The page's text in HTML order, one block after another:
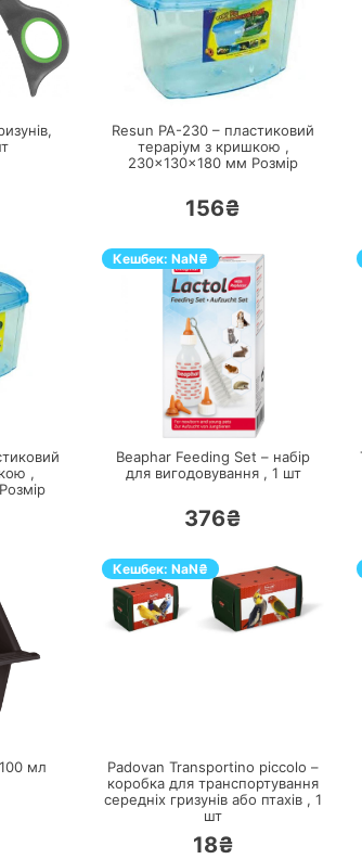
ПЕРЕЙТИ
Resun PA-230 – пластиковий
тераріум з кришкою ,
230×130×180 мм Розмір
156₴
,
Розмір
Кешбек: NaN₴
ПЕРЕЙТИ
Beaphar Feeding Set – набір
для вигодовування , 1 шт
376₴
100мл
Кешбек: NaN₴
Padovan Transportino piccolo –
коробка для транспортування
середніх гризунів або птахів , 1
шт
18₴